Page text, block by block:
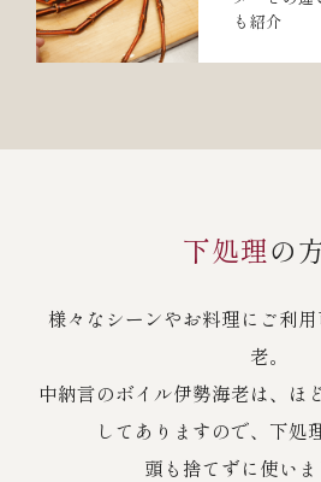
も紹介
下処理の
様々なシーンやお料理にご利
老。
中納言のボイル伊勢海老は、ほ
してありますので、下処
頭も捨てずに使いま